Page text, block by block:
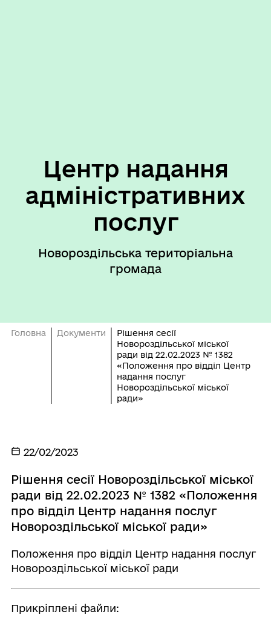
Центр надання
адміністративних
послуг
Новороздільська територіальна
громада
Головна Документи
Рішення сесії
Новороздільської міської
ради від 22.02.2023 № 1382
«Положення про відділ Центр
надання послуг
Новороздільської міської
ради»
22/02/2023
Рішення сесії Новороздільської міської
ради від 22.02.2023 № 1382 «Положення
про відділ Центр надання послуг
Новороздільської міської ради»
Положення про відділ Центр надання послуг
Новороздільської міської ради
Прикріплені файли: